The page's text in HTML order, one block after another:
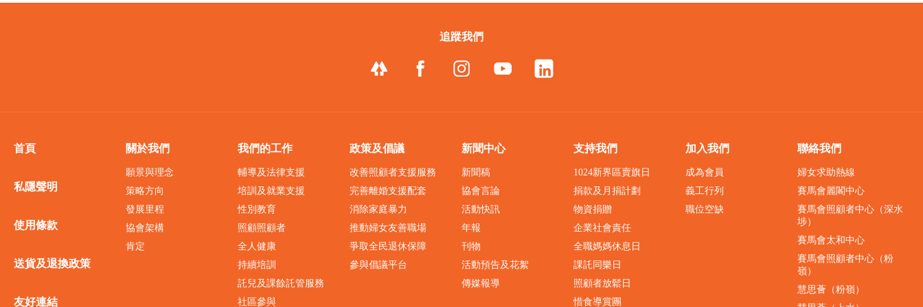
追蹤我們
首頁
私隱聲明
使用條款
送貨及退換政策
友好連結
關於我們
願景與理念
策略方向
發展里程
協會架構
肯定
我們的工作
輔導及法律支援
培訓及就業支援
性別教育
照顧照顧者
全人健康
持續培訓
託兒及課餘託管服務
社區參與
政策及倡議
改善照顧者支援服務
完善離婚支援配套
消除家庭暴力
推動婦女友善職場
爭取全民退休保障
參與倡議平台
新聞中心
新聞稿
協會言論
活動快訊
年報
刊物
活動預告及花絮
傳媒報導
支持我們
1024新界區賣旗日
捐款及月捐計劃
物資捐贈
企業社會責任
全職媽媽休息日
課託同樂日
照顧者放鬆日
惜食導賞團
加入我們
成為會員
義工行列
職位空缺
聯絡我們
婦女求助熱線
賽馬會麗閣中心
賽馬會照顧者中心（深水
埗）
賽馬會太和中心
賽馬會照顧者中心（粉
嶺）
慧思薈（粉嶺）